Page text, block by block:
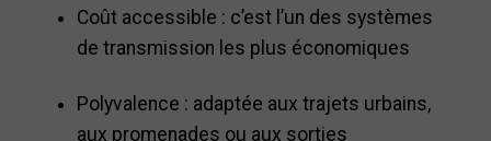
Coût accessible : c’est l’un des systèmes
de transmission les plus économiques
Polyvalence : adaptée aux trajets urbains,
aux promenades ou aux sorties